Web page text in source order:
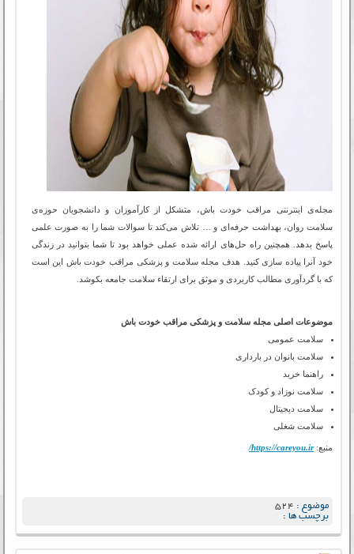
مجله‌ی اینترنتی مراقب خودت باش، متشکل از کارآموزان و دانشجویان حوزه‌ی
سلامت روان، بهداشت حرفه‌ای و … تلاش می‌کند تا سوالات شما را به صورت علمی
پاسخ بدهد. همچنین راه حل‌های ارائه شده عملی خواهد بود تا شما بتوانید در زندگی
خود آنرا پیاده سازی کنید. هدف مجله سلامت و پزشکی مراقب خودت باش این است
که با گردآوری مطالب کاربردی و موثق برای ارتقاء سلامت جامعه بکوشد.
موضوعات اصلی مجله سلامت و پزشکی مراقب خودت باش
سلامت عمومی
سلامت بانوان در بارداری
راهنما خرید
سلامت نوزاد و کودک
سلامت دیجیتال
سلامت شغلی
منبع:https://careyou.ir/
موضوع : 524
برچسب ها :